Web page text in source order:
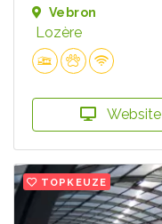
Vebron
Lozère
Website
TOPKEUZE